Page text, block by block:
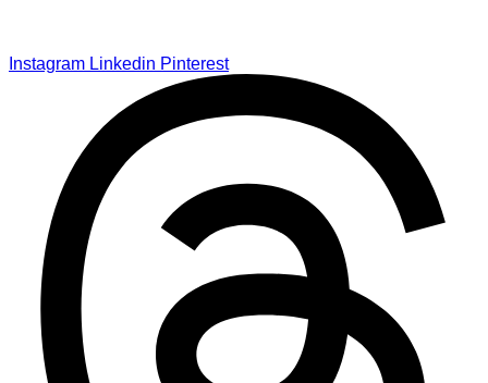
Instagram Linkedin Pinterest